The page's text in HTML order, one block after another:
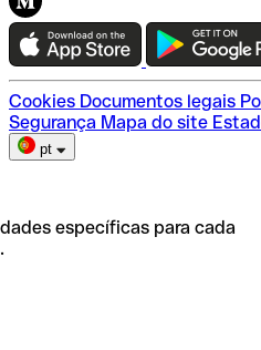
Teste a Qonto
Escolha do plano
Cookies Documentos legais
Segurança Mapa do site
pt
específicas para cada